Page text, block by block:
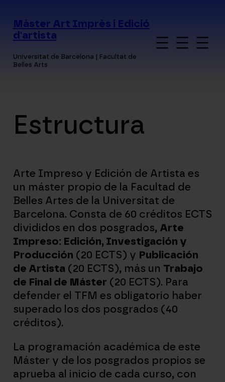
contenido
Màster Art Imprès i Edició
d'artista
Universitat de Barcelona | Facultat de
Belles Arts
Estructura
Arte Impreso y Edición de Artista es
un máster propio de la Facultad de
Belles Artes de la Universitat de
Barcelona. Consta de 60 créditos ECTS
divididos en dos posgrados, Arte
Impreso: Edición, Investigación y
Producción (20 ECTS) y Publicación
de Artista (20 ECTS), más un Trabajo
de Final de Máster (20 ECTS). Para
defender el TFM es obligatorio haber
superado los dos posgrados (40
créditos).
La programación académica de este
Máster y de los posgrados propios se
aprueba al inicio de cada curso, con